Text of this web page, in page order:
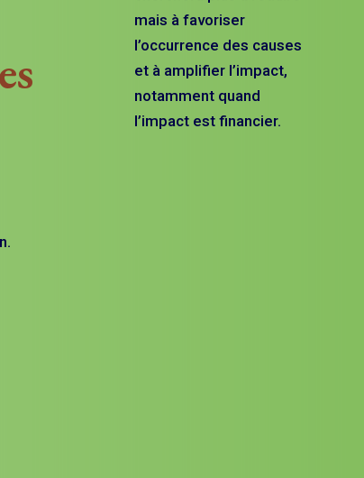
mais à favoriser
l’occurrence des causes
et à amplifier l’impact,
notamment quand
l’impact est financier.